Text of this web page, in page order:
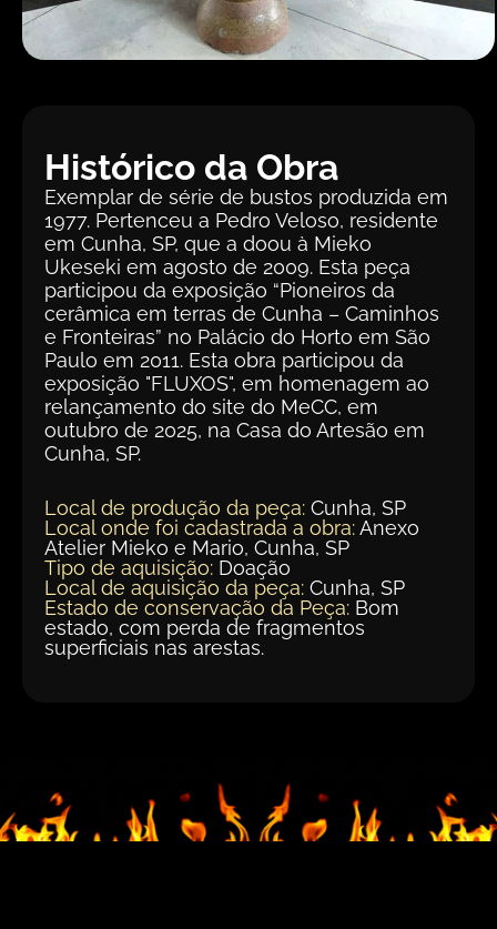
Histórico da Obra
Exemplar de série de bustos produzida em
1977. Pertenceu a Pedro Veloso, residente
em Cunha, SP, que a doou à Mieko
Ukeseki em agosto de 2009. Esta peça
participou da exposição “Pioneiros da
cerâmica em terras de Cunha – Caminhos
e Fronteiras” no Palácio do Horto em São
Paulo em 2011. Esta obra participou da
exposição "FLUXOS", em homenagem ao
relançamento do site do MeCC, em
outubro de 2025, na Casa do Artesão em
Cunha, SP.
Local de produção da peça: Cunha, SP
Local onde foi cadastrada a obra:Anexo
Atelier Mieko e Mario, Cunha, SP
Tipo de aquisição: Doação
Local de aquisição da peça: Cunha, SP
Estado de conservação da Peça: Bom
estado, com perda de fragmentos
superficiais nas arestas.